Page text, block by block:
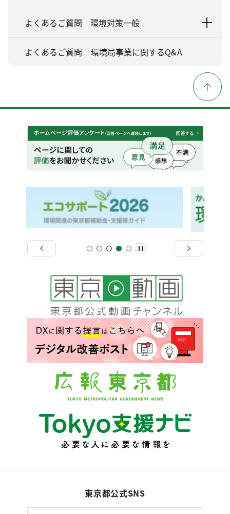
よくあるご質問 環境対策一般
よくあるご質問 環境局事業に関するQ&A
東京都公式SNS